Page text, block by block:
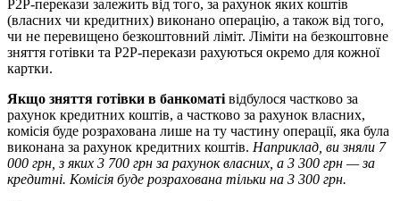
Р2Р-перекази залежить від того, за рахунок яких коштів
(власних чи кредитних) виконано операцію, а також від того,
чи не перевищено безкоштовний ліміт. Ліміти на безкоштовне
зняття готівки та Р2Р-перекази рахуються окремо для кожної
картки.
Якщо зняття готівки в банкоматі відбулося частково за
рахунок кредитних коштів, а частково за рахунок власних,
комісія буде розрахована лише на ту частину операції, яка була
виконана за рахунок кредитних коштів. Наприклад, ви зняли 7
000 грн, з яких 3 700 грн за рахунок власних, а 3 300 грн — за
кредитні. Комісія буде розрахована тільки на 3 300 грн.